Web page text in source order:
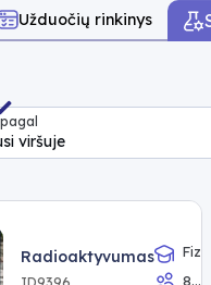
Užduočių rinkinys
viršuje
Radioaktyvumas
8